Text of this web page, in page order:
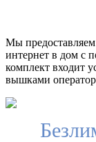
Мы
интернет в дом с
комплект входит
вышками